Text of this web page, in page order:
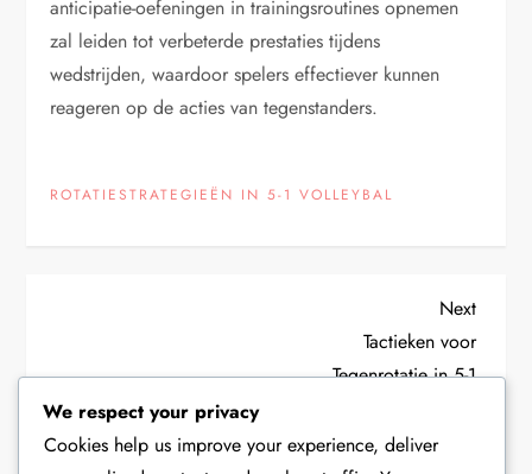
anticipatie-oefeningen in trainingsroutines opnemen
zal leiden tot verbeterde prestaties tijdens
wedstrijden, waardoor spelers effectiever kunnen
reageren op de acties van tegenstanders.
ROTATIESTRATEGIEËN IN 5-1 VOLLEYBAL
o
s
Next
Post
Next
Tactieken voor
Tegenrotatie in 5-1
benutten,
We respect your privacy
Cookies help us improve your experience, deliver